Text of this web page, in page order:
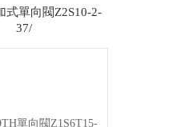
式單向閥Z2S10-2-
37/